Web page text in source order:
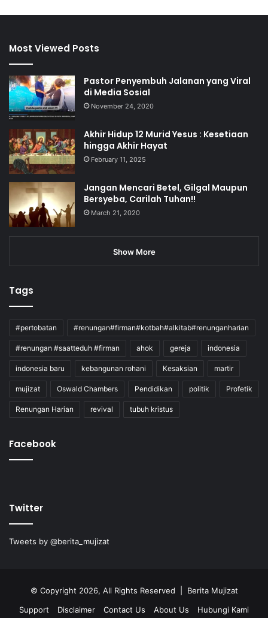
Most Viewed Posts
Pastor Penyembuh Jalanan yang Viral
di Media Sosial
November 24, 2020
Akhir Hidup 12 Murid Yesus : Kesetiaan
hingga Akhir Hayat
February 11, 2025
Jangan Mencari Betel, Gilgal Maupun
Bersyeba, Carilah Tuhan!!
March 21, 2020
Show More
Tags
#pertobatan #renungan#firman#kotbah#alkitab#renunganharian
#renungan #saatteduh #firman ahok gereja indonesia
indonesia baru kebangunan rohani Kesaksian martir
mujizat Oswald Chambers Pendidikan politik Profetik
Renungan Harian revival tubuh kristus
Facebook
Twitter
Tweets by @berita_mujizat
© Copyright 2026, All Rights Reserved | Berita Mujizat
Support
Disclaimer Contact Us About Us Hubungi Kami